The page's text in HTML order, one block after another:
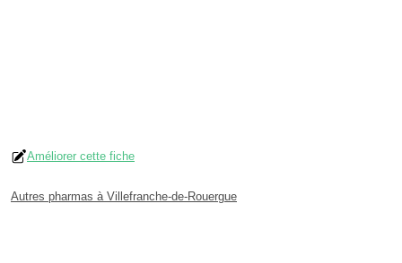
Améliorer cette fiche
Autres pharmas à Villefranche-de-Rouergue